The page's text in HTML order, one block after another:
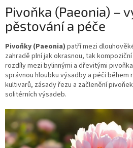
Pivoňka (Paeonia) –
pěstování a péče
Pivoňky (Paeonia) patří mezi
zahradě plní jak okrasnou, tak
rozdíly mezi bylinnými a dřevitými
správnou hloubku výsadby a péči během
kultivarů, zásady řezu a začlenění
solitérních výsadeb.
V
p